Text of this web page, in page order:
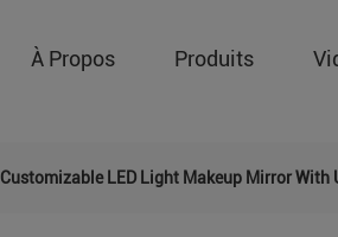
À Propos Produits
Customizable LED Light Makeup Mirror With